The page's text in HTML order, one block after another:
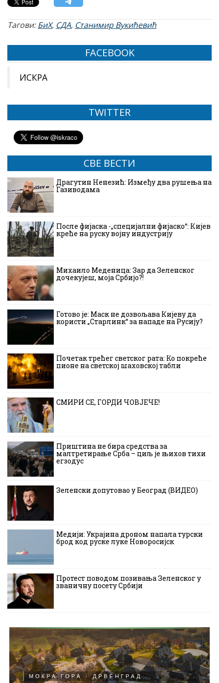
Тагови:БиХ, СДА, Станимир Вукићевић
FACEBOOK
ИСКРА
TWITTER
СВЕ ВЕСТИ
Драгутин Ненезић: Између два рушења на
Газиводама
После фијаска -„специјални фијаско“: Кијев
креће на руску војну индустрију
Михаило Меденица: Зар да Зеленског
дочекујеш, моја Србијо?!
Готово је: Маск не дозвољава Кијеву да
користи „Старлинк“ за нападе на Русију?
Почетак трећег светског рата: Ко покреће
пионе на светској шаховској табли
СМИРИ СЕ, ГОРДИ ЧОВЈЕЧЕ!
Приштина не бира средства за
малтретирање Срба – циљ је њихов тихи
егзодус
Зеленски допутовао у Београд (ВИДЕО)
Медији: Украјина дроном напала турски
брод код руске луке Новоросијск
Протест поводом позивања Зеленског у
званичну посету Србији